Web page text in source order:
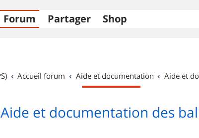
Forum Partager Shop
Accueil forum Aide et documentation Aide et
Aide et documentation des